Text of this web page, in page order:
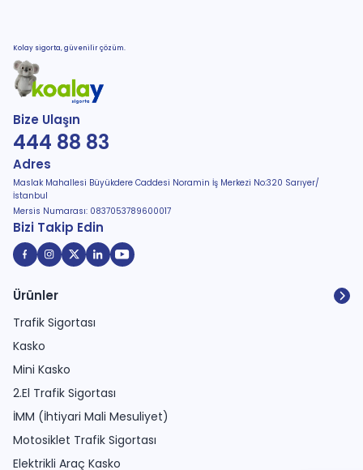
Kolay sigorta, güvenilir çözüm.
Bize Ulaşın
444 88 83
Adres
Maslak Mahallesi Büyükdere Caddesi Noramin İş Merkezi No:320 Sarıyer/
İstanbul
Mersis Numarası: 0837053789600017
Bizi Takip Edin
Ürünler
Trafik Sigortası
Kasko
Mini Kasko
2.El Trafik Sigortası
İMM (İhtiyari Mali Mesuliyet)
Motosiklet Trafik Sigortası
Elektrikli Araç Kasko